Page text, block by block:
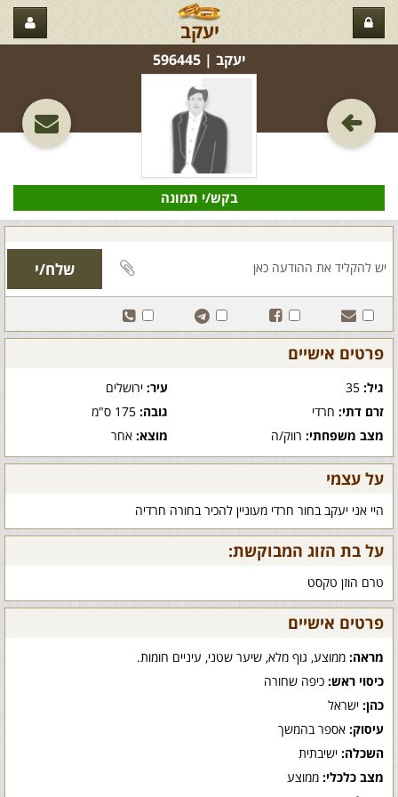
יעקב
יעקב‏ | 596445
בקש/י תמונה
פרטים אישיים
גיל: עיר:ירושלים
זרם דתי: חרדי גובה:175 ס"מ
מצב משפחתי: רווק/ה מוצא:אחר
על עצמי
היי אני יעקב בחור חרדי מעוניין להכיר בחורה חרדיה
על בת הזוג המבוקשת:
טרם הוזן טקסט
פרטים אישיים
מראה: ממוצע, גוף מלא, שיער שטני, עיניים חומות.
כיסוי ראש: כיפה שחורה
כהן: ישראל
עיסוק: אספר בהמשך
השכלה: ישיבתית
מצב כלכלי: ממוצע